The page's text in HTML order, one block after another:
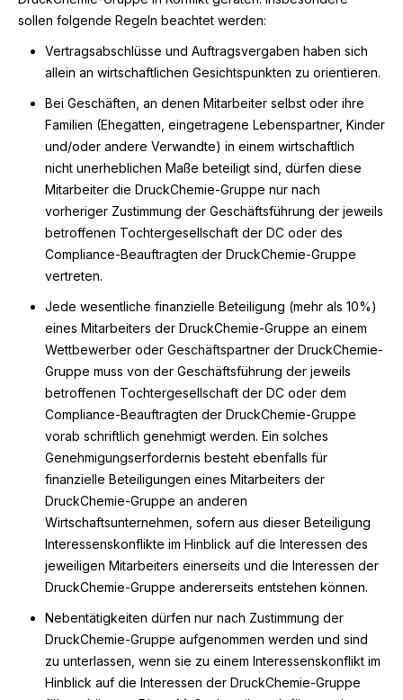
sollen folgende Regeln beachtet werden:
Vertragsabschlüsse und Auftragsvergaben haben sich
allein an wirtschaftlichen Gesichtspunkten zu orientieren.
Bei Geschäften, an denen Mitarbeiter selbst oder ihre
Familien (Ehegatten, eingetragene Lebenspartner, Kinder
und/oder andere Verwandte) in einem wirtschaftlich
nicht unerheblichen Maße beteiligt sind, dürfen diese
Mitarbeiter die DruckChemie-Gruppe nur nach
vorheriger Zustimmung der Geschäftsführung der jeweils
betroffenen Tochtergesellschaft der DC oder des
Compliance-Beauftragten der DruckChemie-Gruppe
vertreten.
Jede wesentliche finanzielle Beteiligung (mehr als 10%)
eines Mitarbeiters der DruckChemie-Gruppe an einem
Wettbewerber oder Geschäftspartner der DruckChemie-
Gruppe muss von der Geschäftsführung der jeweils
betroffenen Tochtergesellschaft der DC oder dem
Compliance-Beauftragten der DruckChemie-Gruppe
vorab schriftlich genehmigt werden. Ein solches
Genehmigungserfordernis besteht ebenfalls für
finanzielle Beteiligungen eines Mitarbeiters der
DruckChemie-Gruppe an anderen
Wirtschaftsunternehmen, sofern aus dieser Beteiligung
Interessenskonflikte im Hinblick auf die Interessen des
jeweiligen Mitarbeiters einerseits und die Interessen der
DruckChemie-Gruppe andererseits entstehen können.
Nebentätigkeiten dürfen nur nach Zustimmung der
DruckChemie-Gruppe aufgenommen werden und sind
zu unterlassen, wenn sie zu einem Interessenskonflikt im
Hinblick auf die Interessen der DruckChemie-Gruppe